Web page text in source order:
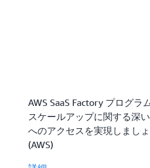
AWS SaaS Factory プログ
スケールアップに関する深
へのアクセスを実現しまし
(AWS)